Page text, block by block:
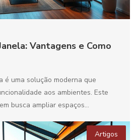
Vantagens e Como
é uma solução moderna que
aos ambientes. Este
busca ampliar espaços...
Artigos